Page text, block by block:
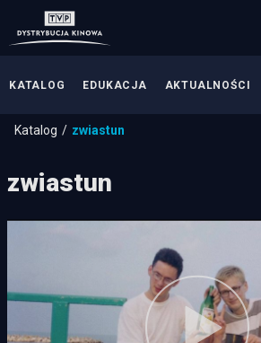
KATALOG EDUKACJA AKTUALNOŚCI
Katalog zwiastun
zwiastun